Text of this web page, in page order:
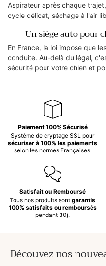
Aspirateur après chaque
cycle délicat, séchage à l'air
Un siège auto pour
En France, la loi impose que
conduite. Au-delà du légal,
sécurité pour votre chien et
Paiement 100% Sécurisé
Système de cryptage SSL pour
sécuriser à 100% les paiements
selon les normes Françaises.
Satisfait ou Remboursé
Tous nos produits sontgarantis
100% satisfaits ou remboursés
pendant 30j.
Découvez nos